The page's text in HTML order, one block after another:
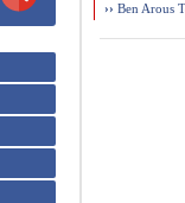
›› Ben Arous